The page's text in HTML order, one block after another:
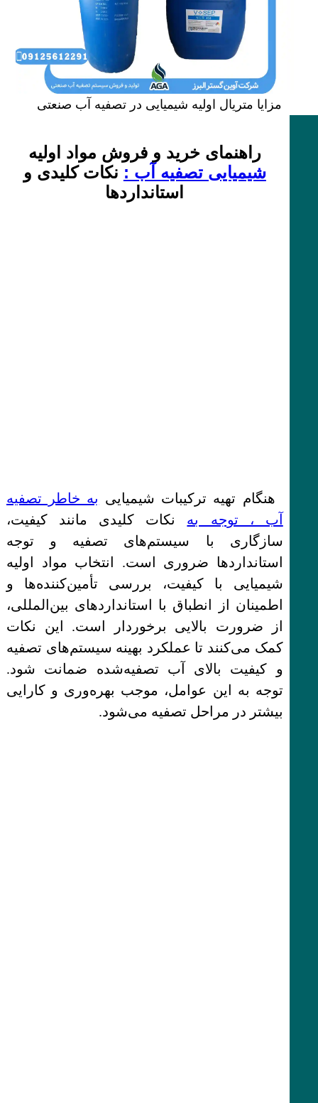
مزایا متریال اولیه شیمیایی در تصفیه آب صنعتی
راهنمای خرید و فروش مواد اولیه
شیمیایی تصفیه آب : نکات کلیدی و
استانداردها
هنگام تهیه ترکیبات شیمیایی به خاطر تصفیه
آب ، توجه به نکات کلیدی مانند کیفیت،
سازگاری با سیستم‌های تصفیه و توجه
استانداردها ضروری است. انتخاب مواد اولیه
شیمیایی با کیفیت، بررسی تأمین‌کننده‌ها و
اطمینان از انطباق با استانداردهای بین‌المللی،
از ضرورت بالایی برخوردار است. این نکات
کمک می‌کنند تا عملکرد بهینه سیستم‌های تصفیه
و کیفیت بالای آب تصفیه‌شده ضمانت شود.
توجه به این عوامل، موجب بهره‌وری و کارایی
بیشتر در مراحل تصفیه می‌شود.